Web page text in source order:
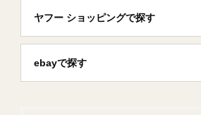
ヤフー ショッピングで探す
ebayで探す